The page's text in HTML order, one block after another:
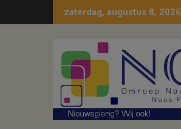
naar
zaterdag, augustus 8, 2026